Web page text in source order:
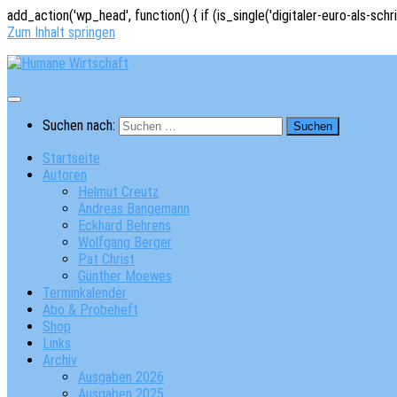
add_action('wp_head', function() { if (is_single('digitaler-euro-als-
Zum Inhalt springen
Suchen nach:
Startseite
Autoren
Helmut Creutz
Andreas Bangemann
Eckhard Behrens
Wolfgang Berger
Pat Christ
Günther Moewes
Terminkalender
Abo & Probeheft
Shop
Links
Archiv
Ausgaben 2026